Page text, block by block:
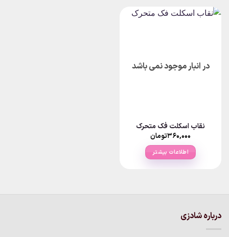
در انبار موجود نمی باشد
نقاب اسکلت فک متحرک
۳۶۰,۰۰۰تومان
اطلاعات بیشتر
درباره شادزی